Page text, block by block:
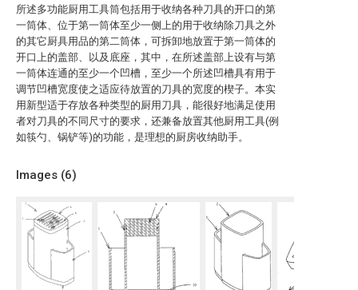
所述多功能厨用工具筒包括用于收纳各种刀具的开口的第
一筒体、位于第一筒体至少一侧上的用于收纳除刀具之外
的其它厨具用品的第二筒体，可拆卸地放置于第一筒体的
开口上的盖部、以及底座，其中，在所述盖部上设有与第
一筒体连通的至少一个凹槽，至少一个所述凹槽具有用于
调节凹槽宽度使之适应待放置的刀具的宽度的楔子。本实
用新型适于存放各种类型的厨用刀具，能很好地满足使用
者对刀具的不同尺寸的要求，还兼备放置其他厨用工具(例
如筷勺、锅铲等)的功能，是理想的厨房收纳助手。
Images (6)